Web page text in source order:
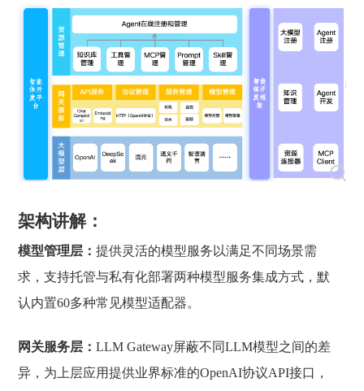
架构讲解：
模型管理层：提供灵活的模型服务以满足不同场景需
求，支持托管与私有化部署两种模型服务集成方式，默
认内置60多种常见模型适配器。
网关服务层：LLM Gateway屏蔽不同LLM模型之间的差
异，为上层应用提供业界标准的OpenAI协议API接口，